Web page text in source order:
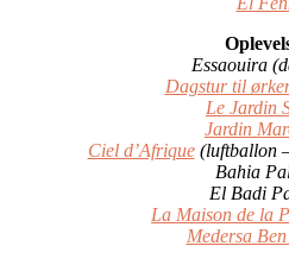
Essaouira
Dagstur til
Le Jardin
Jardin
Ciel d’Afrique(luftballon –
Bahia
El Badi
La Maison de la
Medersa Ben